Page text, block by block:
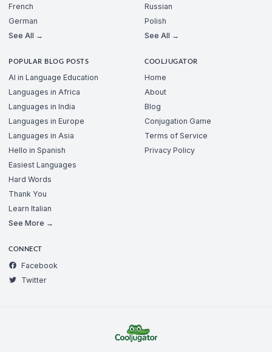
French
German
See All →
Russian
Polish
See All →
POPULAR BLOG POSTS
AI in Language Education
Languages in Africa
Languages in India
Languages in Europe
Languages in Asia
Hello in Spanish
Easiest Languages
Hard Words
Thank You
Learn Italian
See More →
COOLJUGATOR
Home
About
Blog
Conjugation Game
Terms of Service
Privacy Policy
CONNECT
Facebook
Twitter